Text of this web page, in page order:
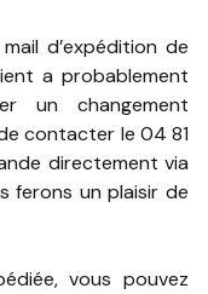
d’expédition de
a probablement
un changement
contacter le 04 81
directement via
ferons un plaisir de
vous pouvez